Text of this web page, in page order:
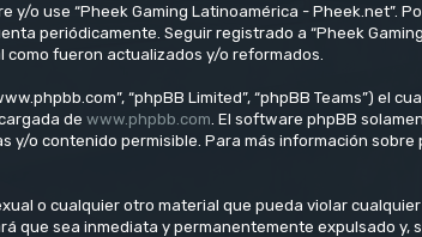
o use “Pheek Gaming Latinoamérica - Pheek.net”.
periódicamente. Seguir registrado a “Pheek
fueron actualizados y/o reformados.
“phpBB Limited”, “phpBB Teams”) el
de www.phpbb.com. El software phpBB
o contenido permisible. Para más información sobre
o cualquier otro material que pueda violar
que sea inmediata y permanentemente expulsado y,